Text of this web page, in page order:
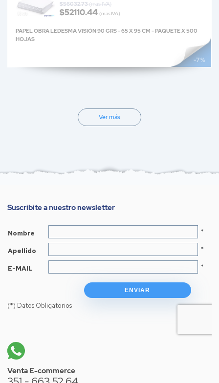
-7 %
$56032.73(mas IVA)
$52110.44 (mas IVA)
PAPEL OBRA LEDESMA VISIÓN 90 GRS - 65 X 95 CM - PAQUETE X 500
HOJAS
Ver más
Suscribite a nuestro newsletter
Venta E-commerce